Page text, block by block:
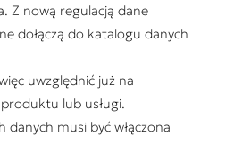
Z nową regulacją dane
dołączą do katalogu danych
uwzględnić już na
lub usługi.
musi być włączona